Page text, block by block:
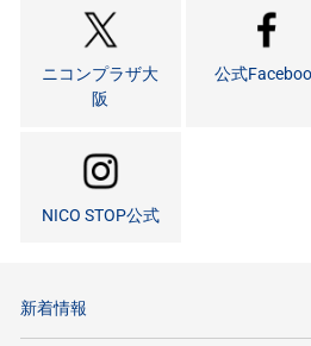
ニコンプラザ大
阪
公式
NICO STOP公式
新着情報